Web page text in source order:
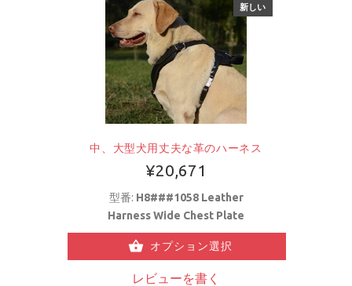
新しい
中、大型犬用丈夫な革のハーネス
¥20,671
型番: H8###1058 Leather
Harness Wide Chest Plate
オプション選択
レビューを書く